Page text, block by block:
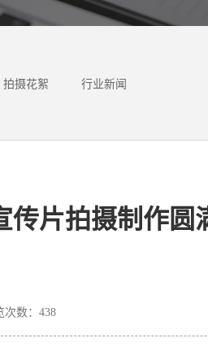
拍摄花絮 行业新闻
传片拍摄制作圆
次数： 438